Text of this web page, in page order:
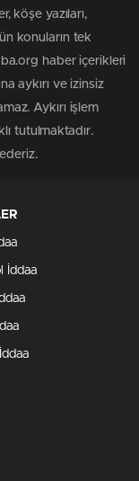
köşe yazıları,
konuların tek
haber içerikleri
aykırı ve izinsiz
Aykırı işlem
tutulmaktadır.
İddaa